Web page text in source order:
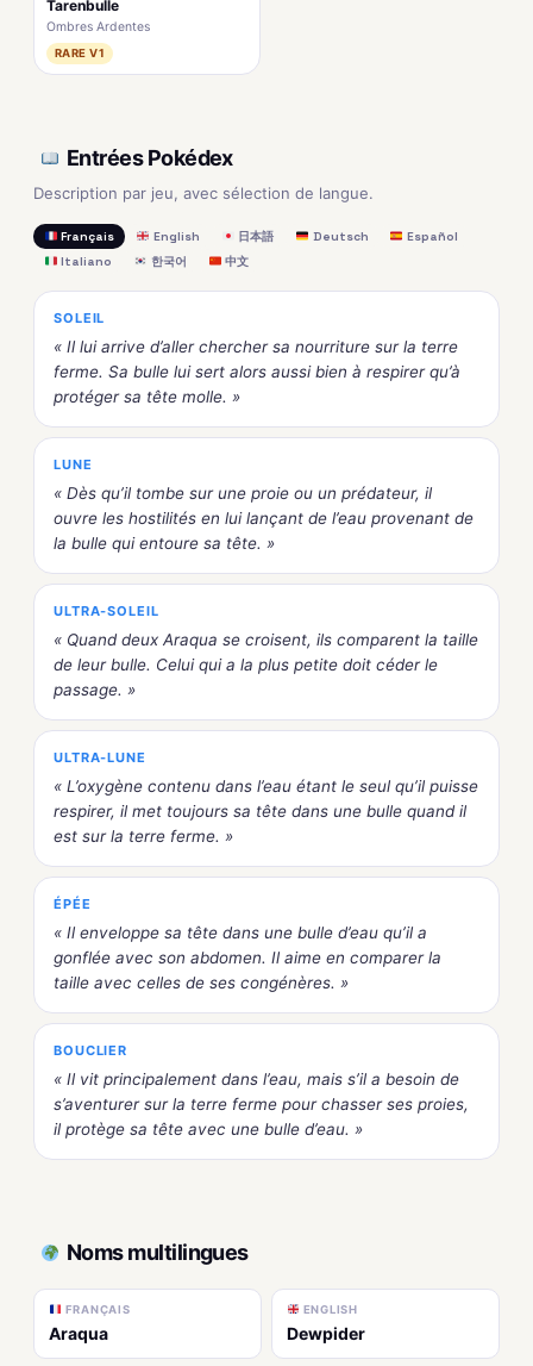
Tarenbulle
Ombres Ardentes
RARE V1
Entrées Pokédex
Description par jeu, avec sélection de langue.
Français English 日本語 Deutsch
Español
Italiano
한국어 中文
SOLEIL
« Il lui arrive d’aller chercher sa nourriture sur la terre
ferme. Sa bulle lui sert alors aussi bien à respirer qu’à
protéger sa tête molle. »
LUNE
« Dès qu’il tombe sur une proie ou un prédateur, il
ouvre les hostilités en lui lançant de l’eau provenant de
la bulle qui entoure sa tête. »
ULTRA-SOLEIL
« Quand deux Araqua se croisent, ils comparent la taille
de leur bulle. Celui qui a la plus petite doit céder le
passage. »
ULTRA-LUNE
« L’oxygène contenu dans l’eau étant le seul qu’il puisse
respirer, il met toujours sa tête dans une bulle quand il
est sur la terre ferme. »
ÉPÉE
« Il enveloppe sa tête dans une bulle d’eau qu’il a
gonflée avec son abdomen. Il aime en comparer la
taille avec celles de ses congénères. »
BOUCLIER
« Il vit principalement dans l’eau, mais s’il a besoin de
s’aventurer sur la terre ferme pour chasser ses proies,
il protège sa tête avec une bulle d’eau. »
Noms multilingues
FRANÇAIS
Araqua
ENGLISH
Dewpider